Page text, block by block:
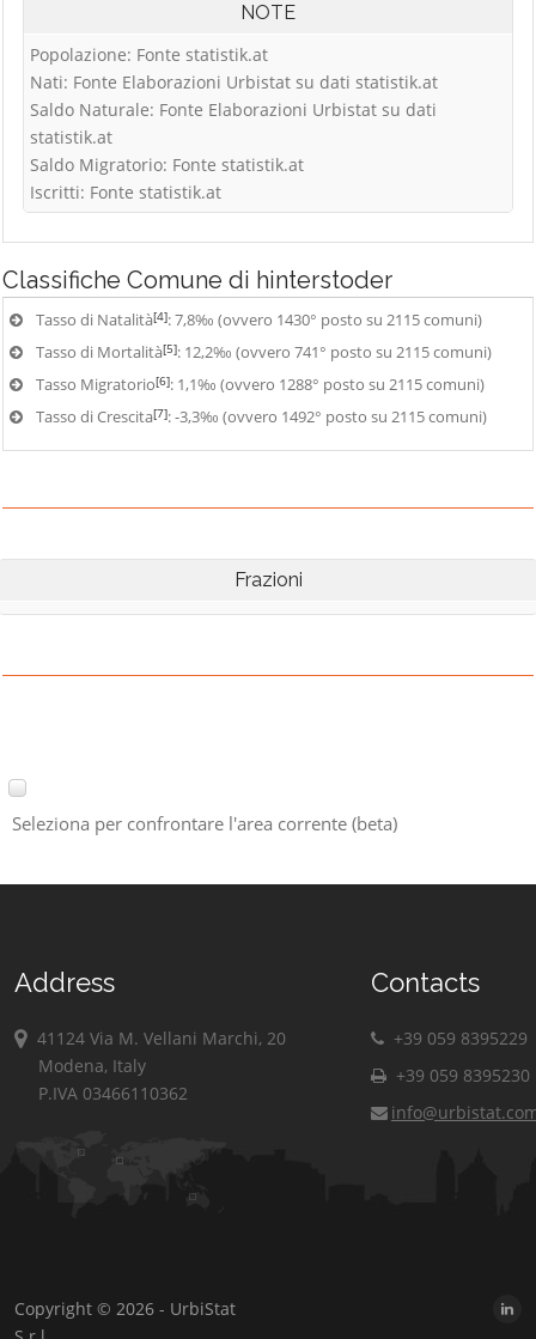
NOTE
Popolazione: Fonte statistik.at
Nati: Fonte Elaborazioni Urbistat su dati statistik.at
Saldo Naturale: Fonte Elaborazioni Urbistat su dati
statistik.at
Saldo Migratorio: Fonte statistik.at
Iscritti: Fonte statistik.at
Classifiche Comune di hinterstoder
Tasso di Natalità[4]: 7,8‰ (ovvero 1430° posto su 2115 comuni)
Tasso di Mortalità[5]: 12,2‰ (ovvero 741° posto su 2115 comuni)
Tasso Migratorio[6]: 1,1‰ (ovvero 1288° posto su 2115 comuni)
Tasso di Crescita[7]: -3,3‰ (ovvero 1492° posto su 2115 comuni)
Frazioni
Seleziona per confrontare l'area corrente (beta)
Address
41124 Via M. Vellani Marchi, 20
Modena, Italy
P.IVA 03466110362
Contacts
+39 059 8395229
+39 059 8395230
Copyright © 2026 - UrbiStat